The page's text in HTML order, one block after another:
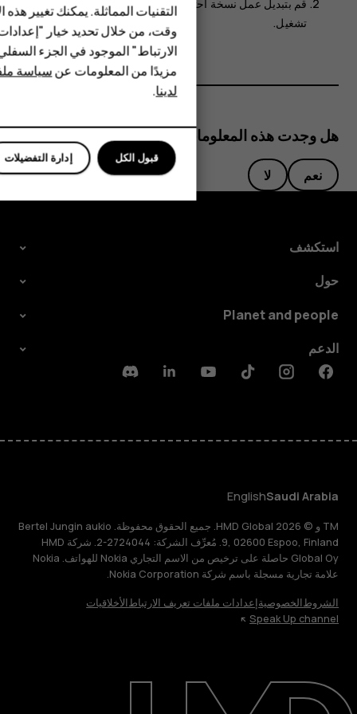
HMD Terra M
HMD Watch
للأعمال
حول
قم بتبديل عمل نسخة احتياطية على Google Drive
إلى
تشغيل.
هل وجدت هذه المعلومات مفيدة؟
نعم لا
استكشف
حول
Planet and people
الدعم
Facebook
Instagram
Tiktok
Youtube
Linkedin
Discord
Saudi Arabia
English
TM و © 2026 HMD Global. جميع الحقوق محفوظة. Bertel Jungin aukio
9, 02600 Espoo, Finland. مُعرِّف الشركة: 2724044-2. شركة HMD
Global Oy حاصلة على ترخيص من الاسم التجاري Nokia للهواتف. Nokia
علامة تجارية مسجلة باسم شركة Nokia Corporation.
الشروطالخصوصيةإعدادات ملفات تعريف الارتباطالأخلاقيات
Speak Up channel
التقنيات المماثلة. يمكنك تغيير
وقت، من خلال تحديد خيار
الارتباط" الموجود في الجزء
مزيدًا من المعلومات عنسياسة
لدينا.
إدارة التفضيلات قبول الكل